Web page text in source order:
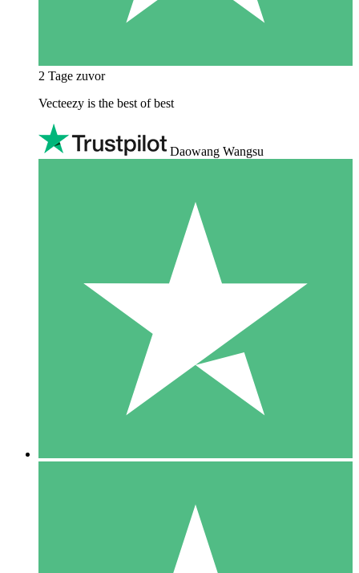
2 Tage zuvor
Vecteezy is the best of best
Daowang Wangsu